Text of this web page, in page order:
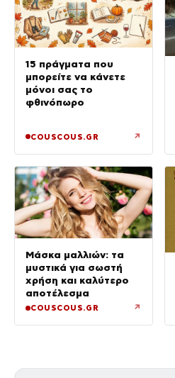
15 πράγματα που
μπορείτε να κάνετε
μόνοι σας το
φθινόπωρο
COUSCOUS.GR ↗
Μάσκα μαλλιών: τα
μυστικά για σωστή
χρήση και καλύτερο
αποτέλεσμα
COUSCOUS.GR ↗